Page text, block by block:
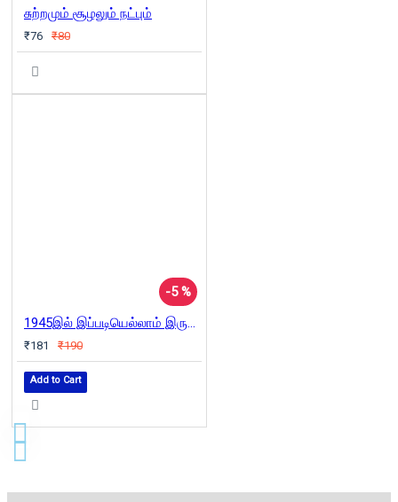
சுற்றமும் சூழலும் நட்பும்
₹76 ₹80
-5 %
1945இல் இப்படியெல்லாம் இருந்தது
₹181 ₹190
Add to Cart